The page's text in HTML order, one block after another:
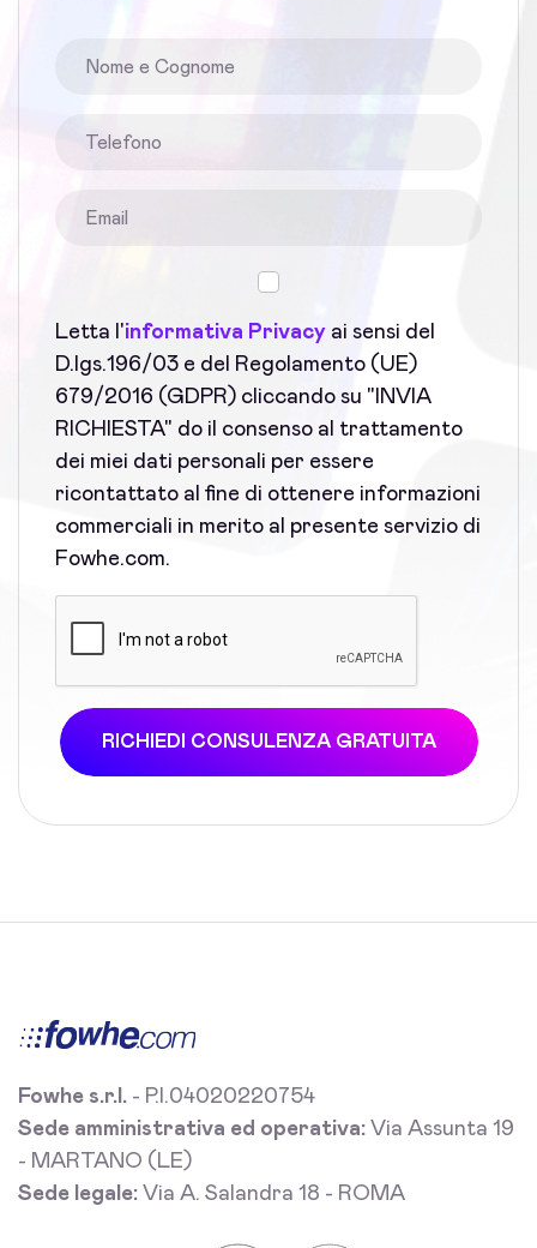
Letta l'informativa Privacy ai sensi del
D.lgs.196/03 e del Regolamento (UE)
679/2016 (GDPR) cliccando su "INVIA
RICHIESTA" do il consenso al trattamento
dei miei dati personali per essere
ricontattato al fine di ottenere informazioni
commerciali in merito al presente servizio di
Fowhe.com.
RICHIEDI CONSULENZA GRATUITA
Fowhe s.r.l. - P.I.04020220754
Sede amministrativa ed operativa: Via Assunta 19
- MARTANO (LE)
Sede legale: Via A. Salandra 18 - ROMA